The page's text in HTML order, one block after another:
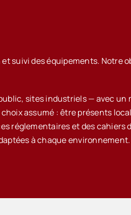
suivi des équipements. Notre
sites industriels — avec un
assumé : être présents
réglementaires et des cahiers
à chaque environnement.